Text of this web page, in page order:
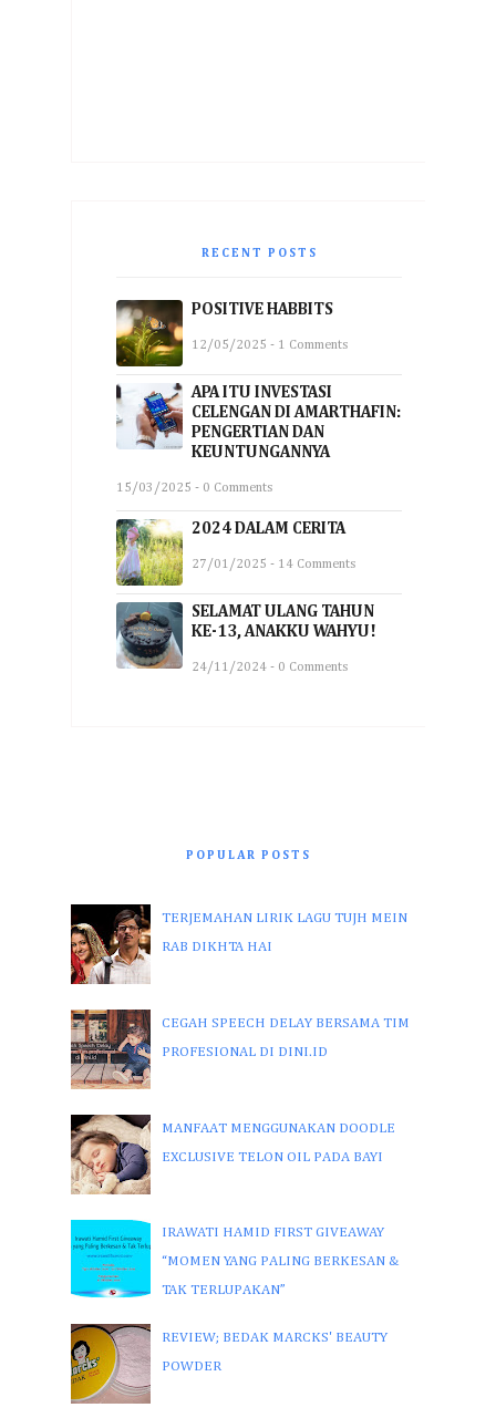
RECENT POSTS
POSITIVE HABBITS
12/05/2025 - 1 Comments
APA ITU INVESTASI
CELENGAN DI AMARTHAFIN:
PENGERTIAN DAN
KEUNTUNGANNYA
15/03/2025 - 0 Comments
2024 DALAM CERITA
27/01/2025 - 14 Comments
SELAMAT ULANG TAHUN
KE-13, ANAKKU WAHYU!
24/11/2024 - 0 Comments
POPULAR POSTS
TERJEMAHAN LIRIK LAGU TUJH MEIN
RAB DIKHTA HAI
CEGAH SPEECH DELAY BERSAMA TIM
PROFESIONAL DI DINI.ID
MANFAAT MENGGUNAKAN DOODLE
EXCLUSIVE TELON OIL PADA BAYI
IRAWATI HAMID FIRST GIVEAWAY
“MOMEN YANG PALING BERKESAN &
TAK TERLUPAKAN”
REVIEW; BEDAK MARCKS' BEAUTY
POWDER